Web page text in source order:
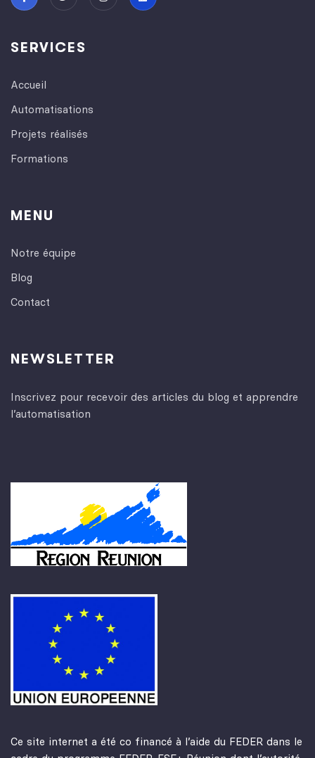
SERVICES
Accueil
Automatisations
Projets réalisés
Formations
MENU
Notre équipe
Blog
Contact
NEWSLETTER
Inscrivez pour recevoir des articles du blog et apprendre
l’automatisation
Ce site internet a été co financé à l’aide du FEDER dans le